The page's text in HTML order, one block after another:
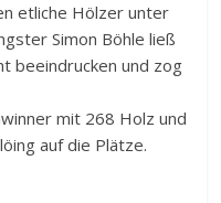
etliche Hölzer unter
Simon Böhle ließ
beeindrucken und zog
mit 268 Holz und
auf die Plätze.